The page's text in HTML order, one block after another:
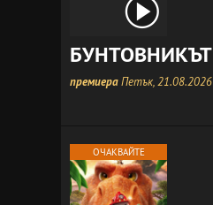
БУНТОВНИКЪТ
премиераПетък, 21.08.2026
ОЧАКВАЙТЕ